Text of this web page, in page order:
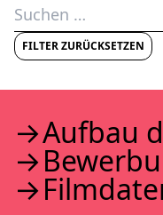
2012
2011
2010
2009
2006
2005
2004
2003
2002
Suchen
nach:
FILTER ZURÜCKSETZEN
Auf­bau